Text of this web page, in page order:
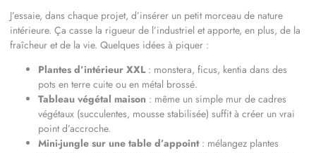
J’essaie, dans chaque projet, d’insérer un petit morceau de nature
intérieure. Ça casse la rigueur de l’industriel et apporte, en plus, de la
fraîcheur et de la vie. Quelques idées à piquer :
Plantes d’intérieur XXL: monstera, ficus, kentia dans des
pots en terre cuite ou en métal brossé.
Tableau végétal maison : même un simple mur de cadres
végétaux (succulentes, mousse stabilisée) suffit à créer un vrai
point d’accroche.
Mini-jungle sur une table d’appoint: mélangez plantes